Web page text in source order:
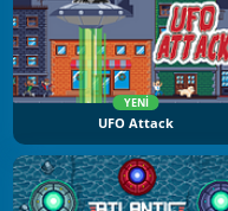
YENI
UFO Attack